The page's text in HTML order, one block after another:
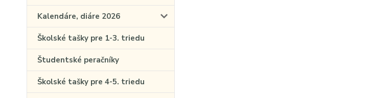
Kalendáre, diáre 2026
Školské tašky pre 1-3. triedu
Študentské peračníky
Školské tašky pre 4-5. triedu